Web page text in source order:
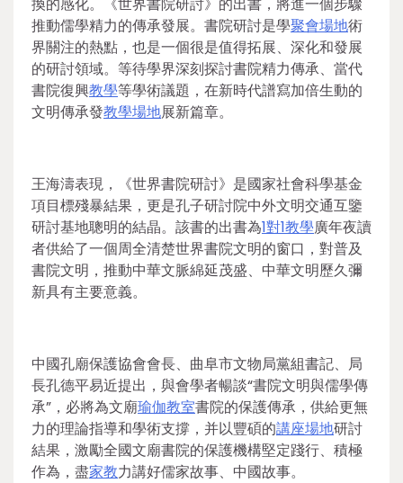
推動儒學精力的傳承發展。書院研討是學聚會場地術
界關注的熱點，也是一個很是值得拓展、深化和發展
的研討領域。等待學界深刻探討書院精力傳承、當代
書院復興教學等學術議題，在新時代譜寫加倍生動的
文明傳承發教學場地展新篇章。
王海濤表現，《世界書院研討》是國家社會科學基金
項目標殘暴結果，更是孔子研討院中外文明交通互鑒
研討基地聰明的結晶。該書的出書為1對1教學廣年夜讀
者供給了一個周全清楚世界書院文明的窗口，對普及
書院文明，推動中華文脈綿延茂盛、中華文明歷久彌
新具有主要意義。
中國孔廟保護協會會長、曲阜市文物局黨組書記、局
長孔德平易近提出，與會學者暢談“書院文明與儒學傳
承”，必將為文廟瑜伽教室書院的保護傳承，供給更無
力的理論指導和學術支撐，并以豐碩的講座場地研討
結果，激勵全國文廟書院的保護機構堅定踐行、積極
作為，盡家教力講好儒家故事、中國故事。